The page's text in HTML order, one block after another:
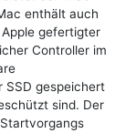
enthält auch
gefertigter
Controller im
SSD gespeichert
sind. Der